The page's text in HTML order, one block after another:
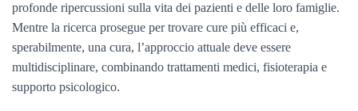
profonde ripercussioni sulla vita dei pazienti e delle loro famiglie.
Mentre la ricerca prosegue per trovare cure più efficaci e,
sperabilmente, una cura, l’approccio attuale deve essere
multidisciplinare, combinando trattamenti medici, fisioterapia e
supporto psicologico.